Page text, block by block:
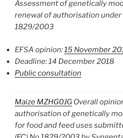
Assessment of genetically
renewal of authorisation under
1829/2003
EFSA opinion: 15 November
Deadline: 14 December 2018
Public consultation
Maize MZHG0JG Overall
authorisation of genetically
for food and feed uses